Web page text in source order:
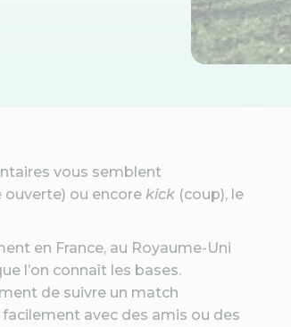
vous semblent
ouverte) ou encore kick (coup), le
en France, au Royaume-Uni
l’on connaît les bases.
de suivre un match
avec des amis ou des